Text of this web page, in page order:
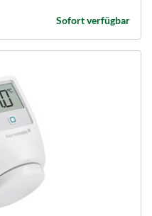
Sofort verfügbar